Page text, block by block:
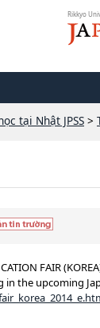
Rikkyo
tại Nhật JPSS >
FAIR (KOREA)
the upcoming